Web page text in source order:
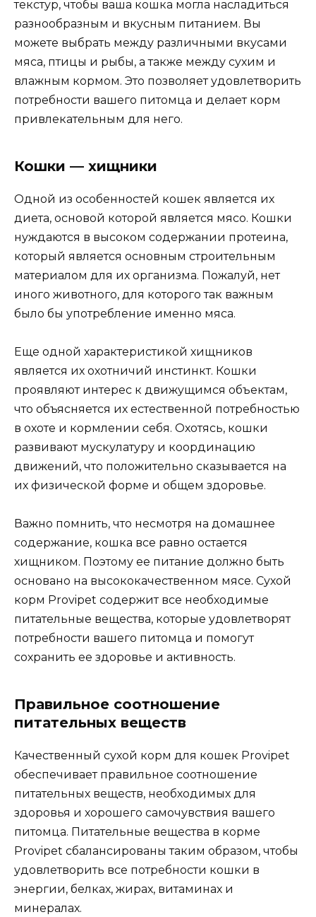
текстур, чтобы ваша кошка могла насладиться
разнообразным и вкусным питанием. Вы
можете выбрать между различными вкусами
мяса, птицы и рыбы, а также между сухим и
влажным кормом. Это позволяет удовлетворить
потребности вашего питомца и делает корм
привлекательным для него.
Кошки — хищники
Одной из особенностей кошек является их
диета, основой которой является мясо. Кошки
нуждаются в высоком содержании протеина,
который является основным строительным
материалом для их организма. Пожалуй, нет
иного животного, для которого так важным
было бы употребление именно мяса.
Еще одной характеристикой хищников
является их охотничий инстинкт. Кошки
проявляют интерес к движущимся объектам,
что объясняется их естественной потребностью
в охоте и кормлении себя. Охотясь, кошки
развивают мускулатуру и координацию
движений, что положительно сказывается на
их физической форме и общем здоровье.
Важно помнить, что несмотря на домашнее
содержание, кошка все равно остается
хищником. Поэтому ее питание должно быть
основано на высококачественном мясе. Сухой
корм Provipet содержит все необходимые
питательные вещества, которые удовлетворят
потребности вашего питомца и помогут
сохранить ее здоровье и активность.
Правильное соотношение
питательных веществ
Качественный сухой корм для кошек Provipet
обеспечивает правильное соотношение
питательных веществ, необходимых для
здоровья и хорошего самочувствия вашего
питомца. Питательные вещества в корме
Provipet сбалансированы таким образом, чтобы
удовлетворить все потребности кошки в
энергии, белках, жирах, витаминах и
минералах.